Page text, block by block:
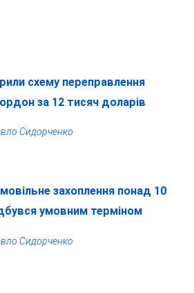
схему переправлення
за 12 тисяч доларів
Сидорченко
захоплення понад 10
умовним терміном
Сидорченко